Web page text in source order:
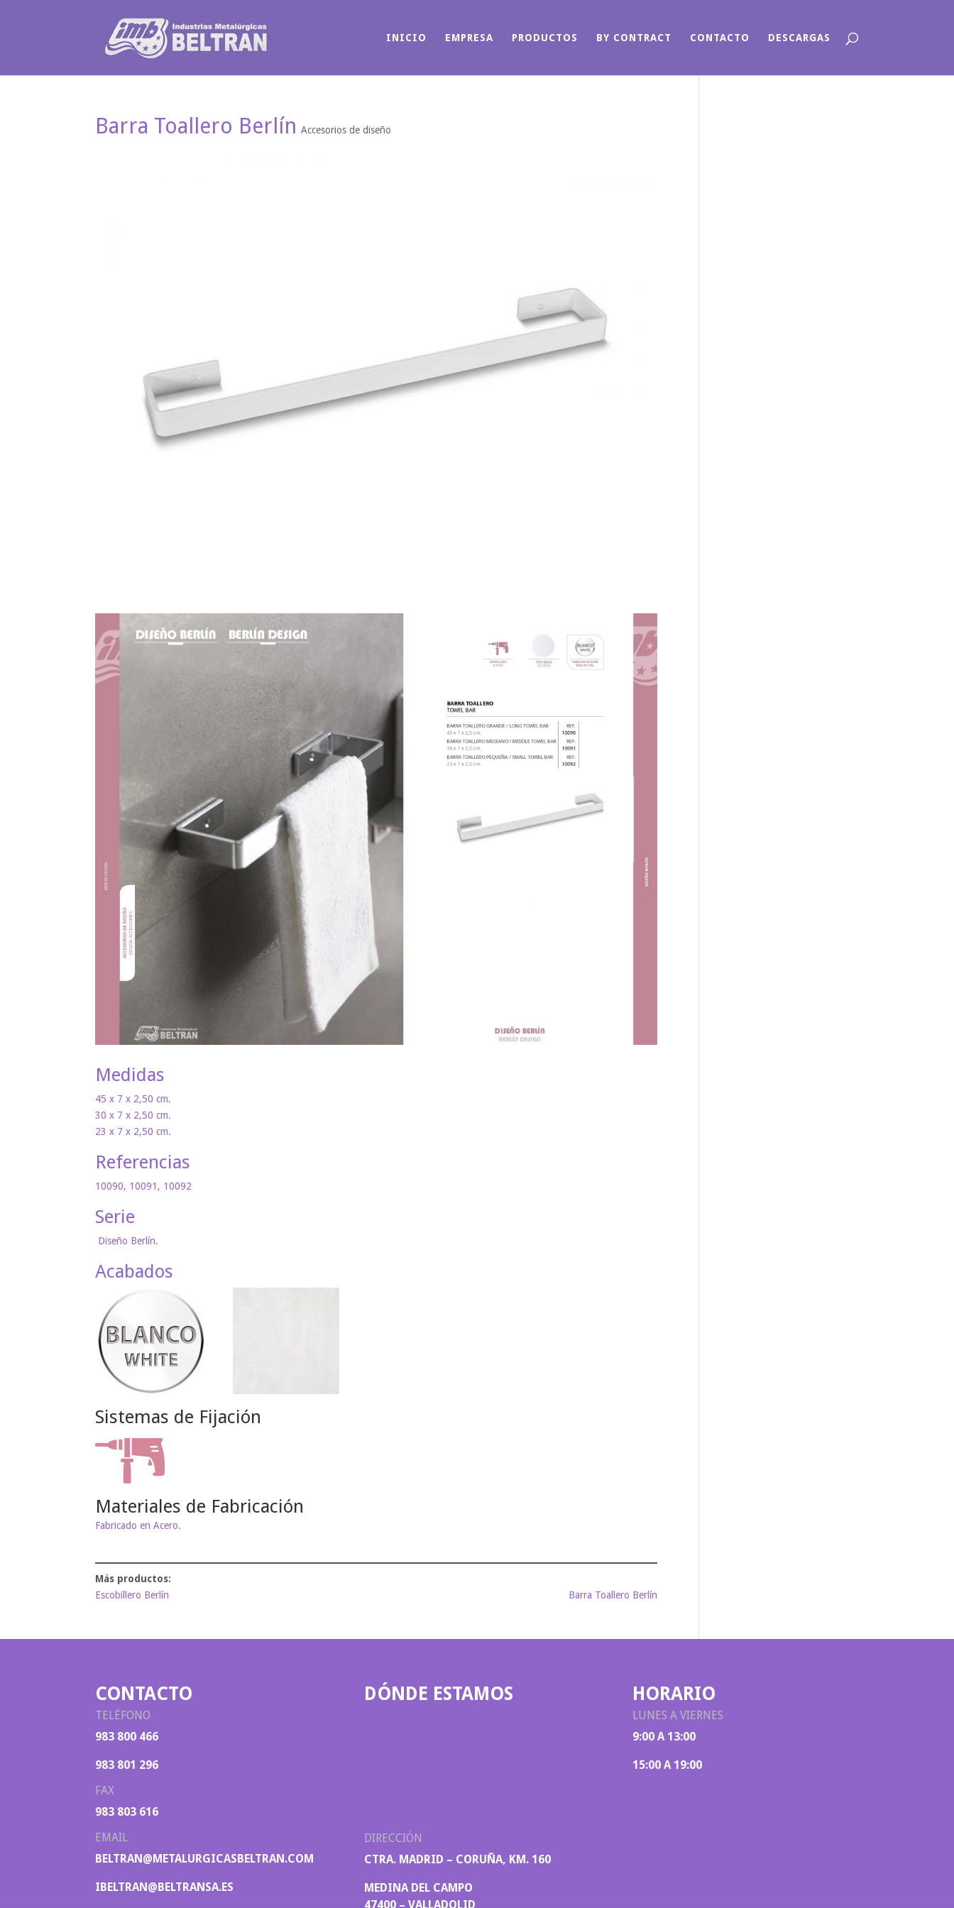
INICIO EMPRESA PRODUCTOS BY CONTRACT CONTACTO DESCARGAS
Barra Toallero Berlín Accesorios de diseño
Medidas
45 x 7 x 2,50 cm.
30 x 7 x 2,50 cm.
23 x 7 x 2,50 cm.
Referencias
10090, 10091, 10092
Serie
Diseño Berlín.
Acabados
Sistemas de Fijación
Materiales de Fabricación
Fabricado en Acero.
Escobillero Berlín Barra Toallero Berlín
CONTACTO
TELÉFONO
983 800 466
983 801 296
FAX
983 803 616
EMAIL
BELTRAN@METALURGICASBELTRAN.COM
IBELTRAN@BELTRANSA.ES
DÓNDE ESTAMOS
DIRECCIÓN
CTRA. MADRID – CORUÑA, KM. 160
MEDINA DEL CAMPO
47400 – VALLADOLID
HORARIO
LUNES A VIERNES
9:00 A 13:00
15:00 A 19:00